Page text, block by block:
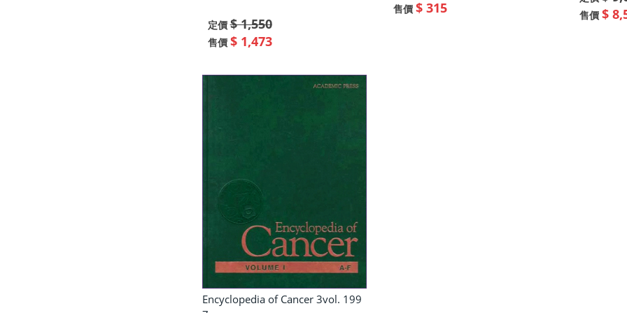
定價 $ 1,550
售價 $ 1,473
售價 $ 315 售價 $
Encyclopedia of Cancer 3vol. 199